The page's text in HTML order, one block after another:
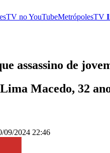
noYouTubeMetrópolesTV
assassino de
Macedo, 32
09/2024 22:46